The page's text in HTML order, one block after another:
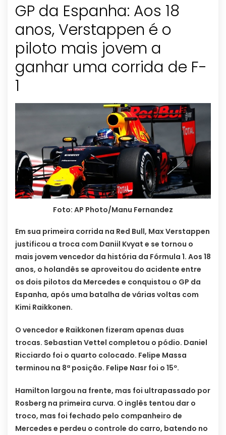
GP da Espanha: Aos 18
anos, Verstappen é o
piloto mais jovem a
ganhar uma corrida de F-
1
Foto: AP Photo/Manu Fernandez
Em sua primeira corrida na Red Bull, Max Verstappen
justificou a troca com Daniil Kvyat e se tornou o
mais jovem vencedor da história da Fórmula 1. Aos 18
anos, o holandês se aproveitou do acidente entre
os dois pilotos da Mercedes e conquistou o GP da
Espanha, após uma batalha de várias voltas com
Kimi Raikkonen.
O vencedor e Raikkonen fizeram apenas duas
trocas. Sebastian Vettel completou o pódio. Daniel
Ricciardo foi o quarto colocado. Felipe Massa
terminou na 8ª posição. Felipe Nasr foi o 15º.
Hamilton largou na frente, mas foi ultrapassado por
Rosberg na primeira curva. O inglês tentou dar o
troco, mas foi fechado pelo companheiro de
Mercedes e perdeu o controle do carro, batendo no